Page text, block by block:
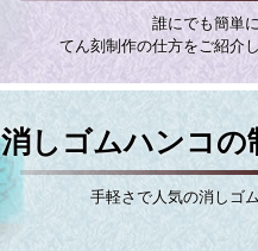
誰にでも簡単
てん刻制作の仕方をご紹介
消しゴムハンコの
手軽さで人気の消しゴ